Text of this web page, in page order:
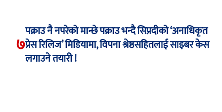
७
पक्राउ नै नपरेको मान्छे पक्राउ भन्दै सिप्रदीको ‘अनाधिकृत
प्रेस रिलिज’ मिडियामा, विपना श्रेष्ठसहितलाई साइबर केस
लगाउने तयारी !